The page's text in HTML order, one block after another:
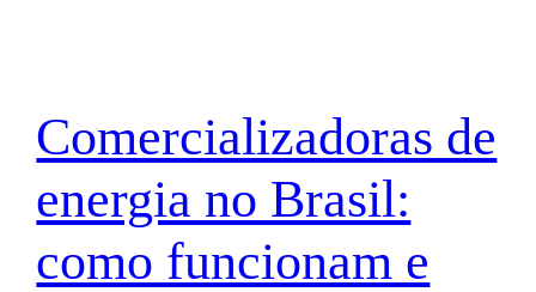
Comercializadoras de
energia no Brasil:
como funcionam e